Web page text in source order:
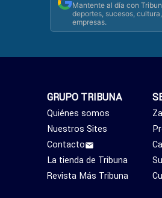
Mantente al día con
deportes, sucesos,
empresas.
GRUPO TRIBUNA
Quiénes somos
Nuestros Sites
Contacto
La tienda de Tribuna
Revista Más Tribuna